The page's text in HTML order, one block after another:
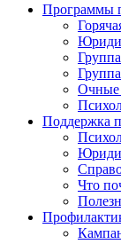
Программы
Очные
Поддержка
Что